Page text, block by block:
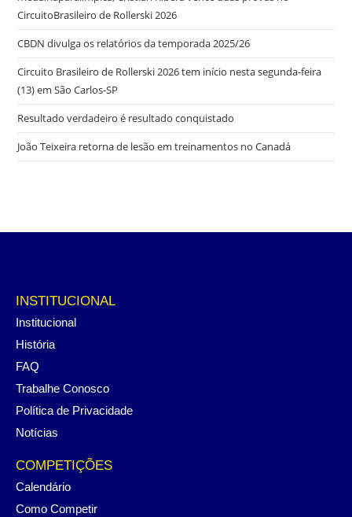
CircuitoBrasileiro de Rollerski 2026
CBDN divulga os relatórios da temporada 2025/26
Circuito Brasileiro de Rollerski 2026 tem início nesta segunda-feira
(13) em São Carlos-SP
Resultado verdadeiro é resultado conquistado
João Teixeira retorna de lesão em treinamentos no Canadá
INSTITUCIONAL
Institucional
História
FAQ
Trabalhe Conosco
Política de Privacidade
Notícias
COMPETIÇÕES
Calendário
Como Competir